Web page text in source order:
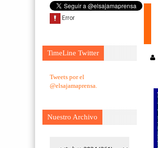
TimeLine Twitter
Tweets por el
@elsajamaprensa.
Nuestro Archivo